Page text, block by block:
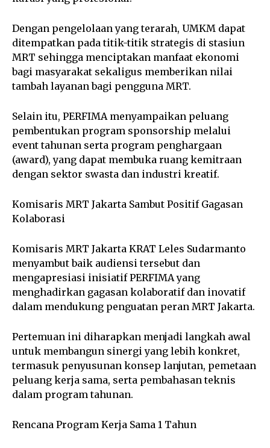
Dengan pengelolaan yang terarah, UMKM dapat
ditempatkan pada titik-titik strategis di stasiun
MRT sehingga menciptakan manfaat ekonomi
bagi masyarakat sekaligus memberikan nilai
tambah layanan bagi pengguna MRT.
Selain itu, PERFIMA menyampaikan peluang
pembentukan program sponsorship melalui
event tahunan serta program penghargaan
(award), yang dapat membuka ruang kemitraan
dengan sektor swasta dan industri kreatif.
Komisaris MRT Jakarta Sambut Positif Gagasan
Kolaborasi
Komisaris MRT Jakarta KRAT Leles Sudarmanto
menyambut baik audiensi tersebut dan
mengapresiasi inisiatif PERFIMA yang
menghadirkan gagasan kolaboratif dan inovatif
dalam mendukung penguatan peran MRT Jakarta.
Pertemuan ini diharapkan menjadi langkah awal
untuk membangun sinergi yang lebih konkret,
termasuk penyusunan konsep lanjutan, pemetaan
peluang kerja sama, serta pembahasan teknis
dalam program tahunan.
Rencana Program Kerja Sama 1 Tahun